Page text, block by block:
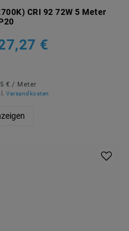
CRI 92 72W 5 Meter
€
€ / Meter
Versandkosten